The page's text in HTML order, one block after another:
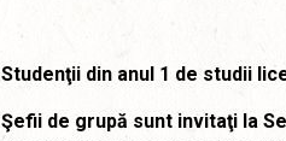
Studenţii din anul 1 de studii
Şefii de grupă sunt invitaţi la